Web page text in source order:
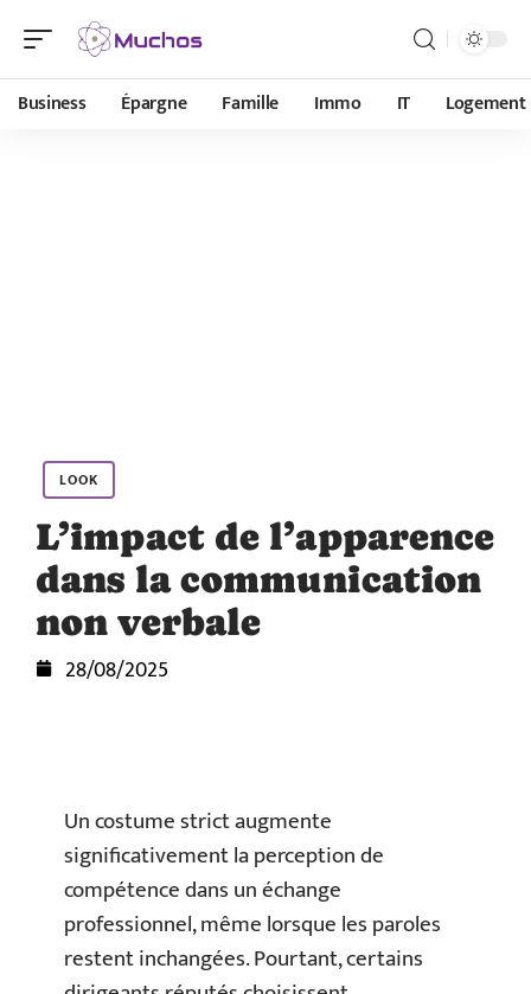
Business Épargne Famille Immo IT Logement
LOOK
L’impact de l’apparence
dans la communication
non verbale
28/08/2025
Un costume strict augmente
significativement la perception de
compétence dans un échange
professionnel, même lorsque les paroles
restent inchangées. Pourtant, certains